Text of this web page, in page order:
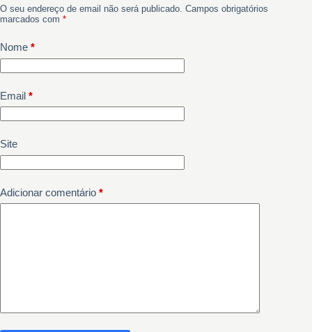
O seu endereço de email não será publicado. Campos obrigatórios
marcados com *
Nome *
Email *
Site
Adicionar comentário *